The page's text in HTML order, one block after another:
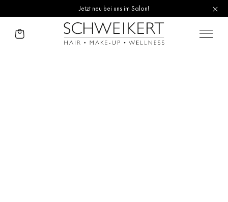
Jetzt neu bei uns im Salon!